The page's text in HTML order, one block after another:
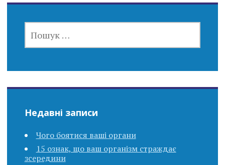
Недавні записи
Чого боятися ваші органи
15 ознак, що ваш організм страждає
зсередини